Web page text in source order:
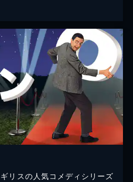
リスの人気コメディシリーズ